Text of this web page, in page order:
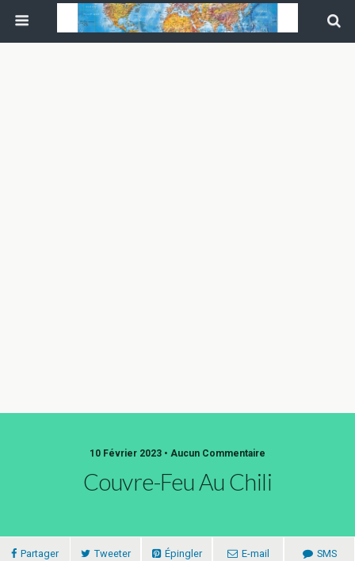
10 Février 2023 • Aucun Commentaire
Couvre-Feu Au Chili
Partager Tweeter Épingler E-mail SMS